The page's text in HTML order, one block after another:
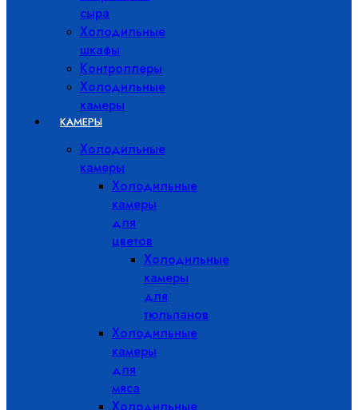
сыра
Холодильные
шкафы
Контроллеры
Холодильные
камеры
КАМЕРЫ
Холодильные
камеры
Холодильные
камеры
для
цветов
Холодильные
камеры
для
тюльпанов
Холодильные
камеры
для
мяса